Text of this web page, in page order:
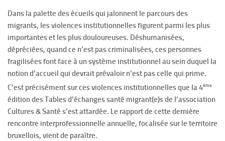
Dans la palette des écueils qui jalonnent le parcours des
migrants, les violences institutionnelles figurent parmi les plus
importantes et les plus douloureuses. Déshumanisées,
dépréciées, quand ce n’est pas criminalisées, ces personnes
fragilisées font face à un système institutionnel au sein duquel la
notion d’accueil qui devrait prévaloir n’est pas celle qui prime.
C’est précisément sur ces violences institutionnelles que la 4ème
édition des Tables d’échanges santé migrant(e)s de l’association
Cultures & Santé s’est attardée. Le rapport de cette dernière
rencontre interprofessionnelle annuelle, focalisée sur le territoire
bruxellois, vient de paraître.